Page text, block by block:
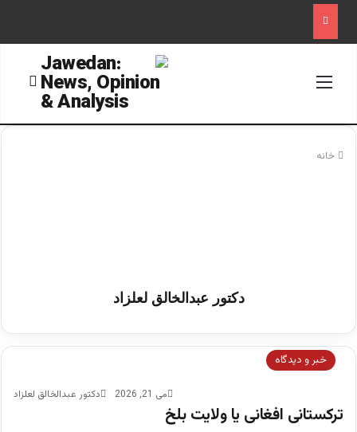
خانه
دکتور عبدالخالق لعلزاد
خبر و دیدگاه
دکتور عبدالخالق لعلزاد می 21, 2026
ترکستانی افغانی یا ولایت بلخ